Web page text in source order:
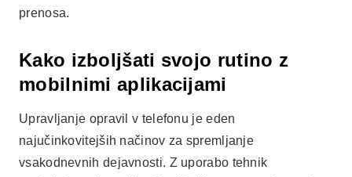
prenosa.
Kako izboljšati svojo rutino z
mobilnimi aplikacijami
Upravljanje opravil v telefonu je eden
najučinkovitejših načinov za spremljanje
vsakodnevnih dejavnosti. Z uporabo tehnik